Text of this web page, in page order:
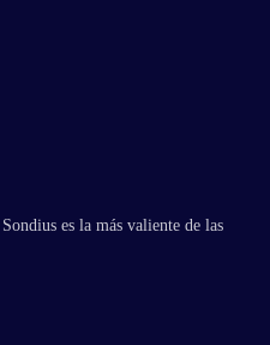
es la más valiente de las